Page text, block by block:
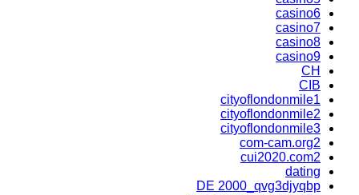
casino6
casino7
casino8
casino9
CH
CIB
cityoflondonmile1
cityoflondonmile2
cityoflondonmile3
com-cam.org2
cui2020.com2
dating
DE 2000_qvg3djyqbp